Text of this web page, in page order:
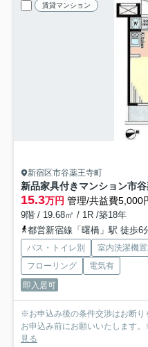
賃貸マンション
新宿区市谷薬王寺町
15.3万円 管理/共益費5,000
9階 / 19.68㎡ / 1R /築18年
都営新宿線「曙橋」駅 徒歩6
バス・トイレ別 室内洗濯機
フローリング
電気有
即入居可
※お申込み後の条件交渉はお断り
お申込み前にお願いいたします
見る